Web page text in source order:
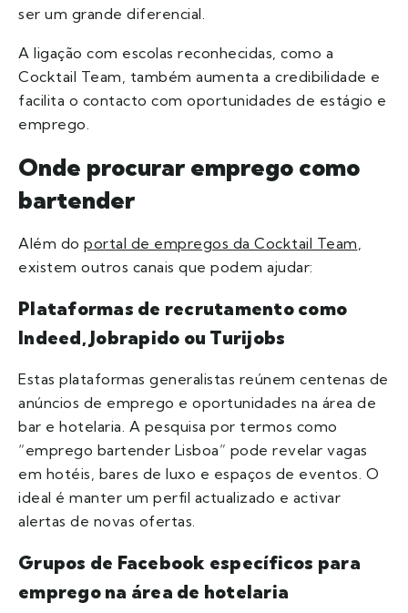
ser um grande diferencial.
A ligação com escolas reconhecidas, como a
Cocktail Team, também aumenta a credibilidade e
facilita o contacto com oportunidades de estágio e
emprego.
Onde procurar emprego como
bartender
Além do portal de empregos da Cocktail Team,
existem outros canais que podem ajudar:
Plataformas de recrutamento como
Indeed, Jobrapido ou Turijobs
Estas plataformas generalistas reúnem centenas de
anúncios de emprego e oportunidades na área de
bar e hotelaria. A pesquisa por termos como
“emprego bartender Lisboa” pode revelar vagas
em hotéis, bares de luxo e espaços de eventos. O
ideal é manter um perfil actualizado e activar
alertas de novas ofertas.
Grupos de Facebook específicos para
emprego na área de hotelaria